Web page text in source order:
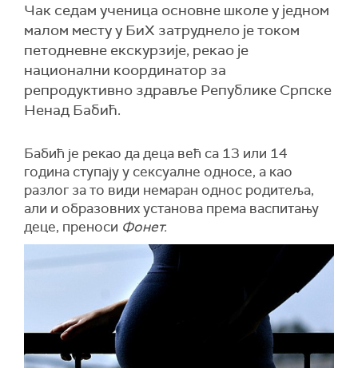
Чак седам ученица основне школе у једном
малом месту у БиХ затруднело је током
петодневне екскурзије, рекао је
национални координатор за
репродуктивно здравље Републике Српске
Ненад Бабић.
Бабић је рекао да деца већ са 13 или 14
година ступају у сексуалне односе, а као
разлог за то види немаран однос родитеља,
али и образовних установа према васпитању
деце, преноси Фонет.